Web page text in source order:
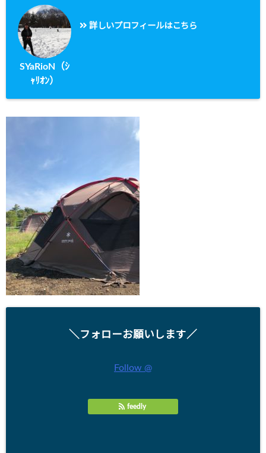
SYaRioN（ｼ
ｬﾘｵﾝ）
詳しいプロフィールはこちら
＼フォローお願いします／
Follow @
feedly